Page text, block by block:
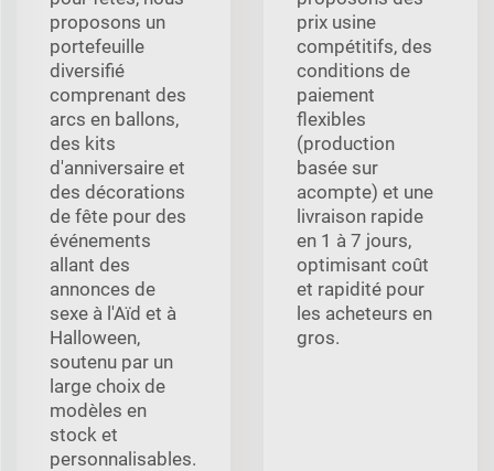
proposons un
portefeuille
diversifié
comprenant des
arcs en ballons,
des kits
d'anniversaire et
des décorations
de fête pour des
événements
allant des
annonces de
sexe à l'Aïd et à
Halloween,
soutenu par un
large choix de
modèles en
stock et
personnalisables.
prix usine
compétitifs, des
conditions de
paiement
flexibles
(production
basée sur
acompte) et une
livraison rapide
en 1 à 7 jours,
optimisant coût
et rapidité pour
les acheteurs en
gros.